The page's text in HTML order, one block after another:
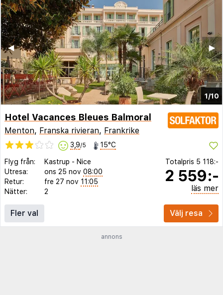
1/10
▶︎
◀︎
Hotel Vacances Bleues Balmoral
Menton, Franska rivieran, Frankrike
3,9/5 15°C
Flyg från: Kastrup - Nice
Utresa:
ons 25 nov 08:00
Retur:
fre 27 nov 11:05
Nätter:
2
Totalpris 5 118:-
2 559:-
läs mer
Fler val Välj resa
annons